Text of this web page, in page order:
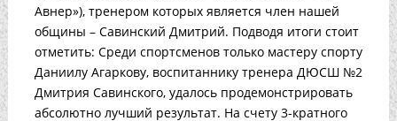
Авнер»), тренером которых является член нашей
общины – Савинский Дмитрий. Подводя итоги стоит
отметить: Среди спортсменов только мастеру спорту
Даниилу Агаркову, воспитаннику тренера ДЮСШ №2
Дмитрия Савинского, удалось продемонстрировать
абсолютно лучший результат. На счету 3-кратного